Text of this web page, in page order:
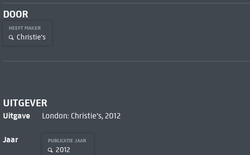
DOOR
HEEFT MAKER
Christie's
UITGEVER
Uitgave London: Christie's, 2012
Jaar PUBLICATIE JAAR
2012